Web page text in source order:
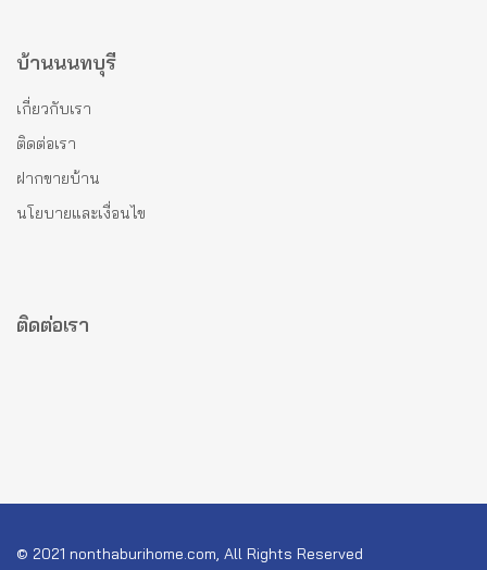
บ้านนนทบุรี
เกี่ยวกับเรา
ติดต่อเรา
ฝากขายบ้าน
นโยบายและเงื่อนไข
ติดต่อเรา
© 2021 nonthaburihome.com, All Rights Reserved